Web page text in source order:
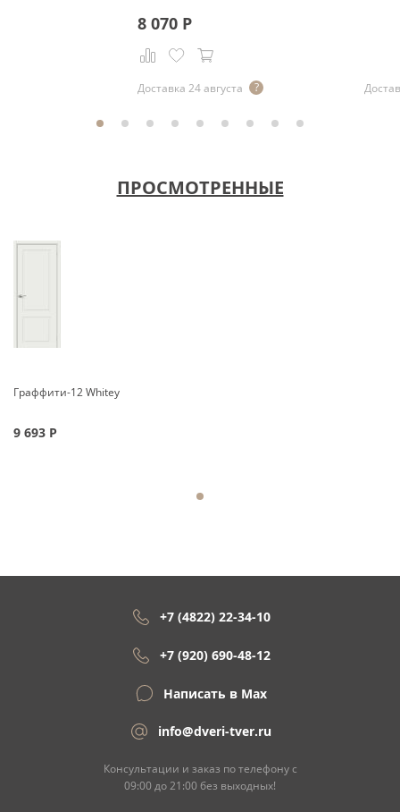
8 070 Р
Доставка 24 августа
ПРОСМОТРЕННЫЕ
Граффити-12 Whitey
9 693 Р
+7 (4822) 22-34-10
+7 (920) 690-48-12
Написать в Max
info@dveri-tver.ru
Консультации и заказ по телефону с
09:00 до 21:00 без выходных!